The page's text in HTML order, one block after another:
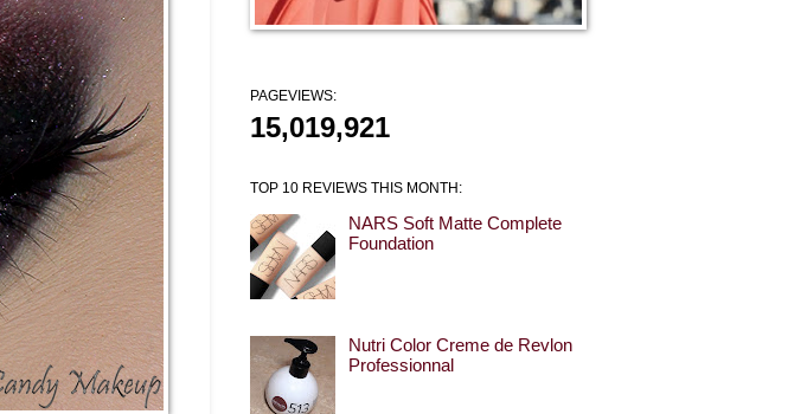
PAGEVIEWS:
15,019,921
TOP 10 REVIEWS THIS MONTH:
NARS Soft Matte Complete
Foundation
Nutri Color Creme de Revlon
Professionnal